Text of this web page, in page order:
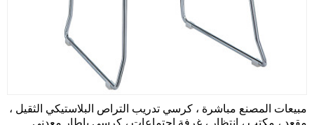
مبيعات المصنع مباشرة ، كرسي تدريب التراص البلاستيكي الثقيل ،
مقعد ، مكتب ، انتظار ، غرفة اجتماعات ، كرسي بإطار معدني